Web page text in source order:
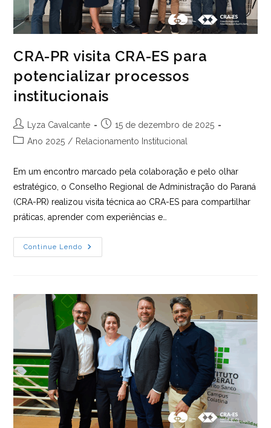
CRA-PR visita CRA-ES para
potencializar processos
institucionais
Autor
do
Lyza Cavalcante
Post
publicado:
15 de dezembro de 2025
Categoria
post:
Ano 2025 / Relacionamento Institucional
Em um encontro marcado pela colaboração e pelo olhar
estratégico, o Conselho Regional de Administração do Paraná
(CRA-PR) realizou visita técnica ao CRA-ES para compartilhar
práticas, aprender com experiências e…
Continue Lendo
CRA-
PR
Potencializar
Processos
Institucionais